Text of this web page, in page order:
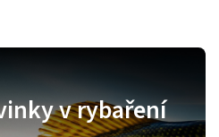
v rybaření